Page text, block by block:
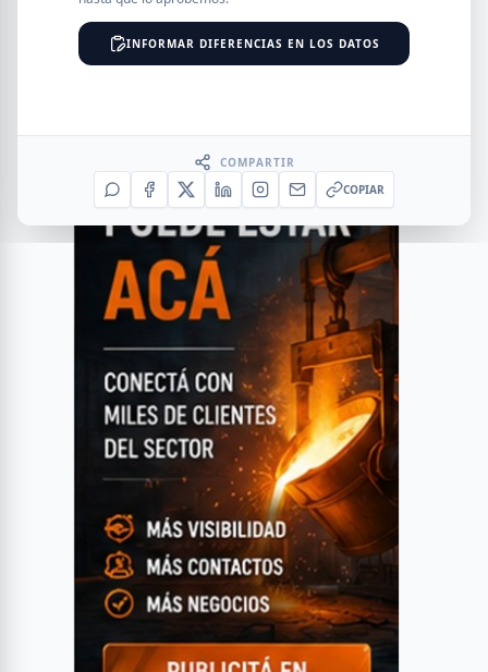
INFORMAR DIFERENCIAS EN LOS DATOS
COMPARTIR
COPIAR